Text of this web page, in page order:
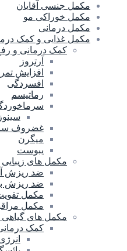
مکمل جنسی آقایان
مکمل خوراکی مو
مکمل درمانی
مکمل غذایی و کمک
کمک درمانی و
آرتروز
افزایش
افسردگی
رماتیسم
غضروف
میگرن
یبوست
مکمل های زیبایی
ضد ریزش
ضد ریزش
مکمل
مکمل
مکمل های
کمک